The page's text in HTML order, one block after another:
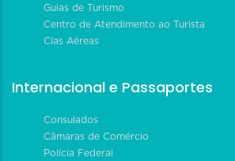
Guias de Turismo
Centro de Atendimento ao Turista
Cias Aéreas
Internacional e Passaportes
Consulados
Câmaras de Comércio
Polícia Federal